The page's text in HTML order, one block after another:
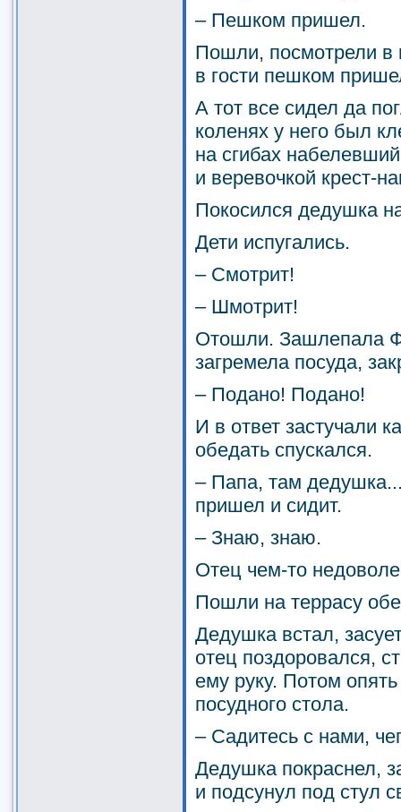
– Пешком пришел.
Пошли, посмотрели в
в гости пешком
А тот все сидел да
коленях у него был
на сгибах
и веревочкой крест-
Покосился дедушка
Дети испугались.
– Смотрит!
– Шмотрит!
Отошли. Зашлепала
загремела посуда,
– Подано! Подано!
И в ответ застучали
обедать спускался.
– Папа, там
пришел и сидит.
– Знаю, знаю.
Отец чем-то
Пошли на террасу
Дедушка встал,
отец поздоровался,
ему руку. Потом
посудного стола.
– Садитесь с нами,
Дедушка покраснел,
и подсунул под стул